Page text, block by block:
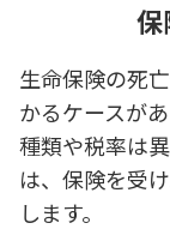
保
生命保険の死
かるケースが
種類や税率は
は、保険を受
します。